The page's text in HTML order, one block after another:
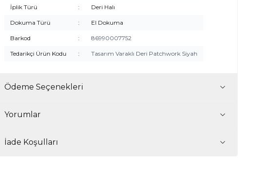
İplik Türü : Deri Halı
Dokuma Türü : El Dokuma
Barkod : 86990007752
Tedarikçi Ürün Kodu : Tasarım Varaklı Deri Patchwork Siyah
Ödeme Seçenekleri
Yorumlar
İade Koşulları